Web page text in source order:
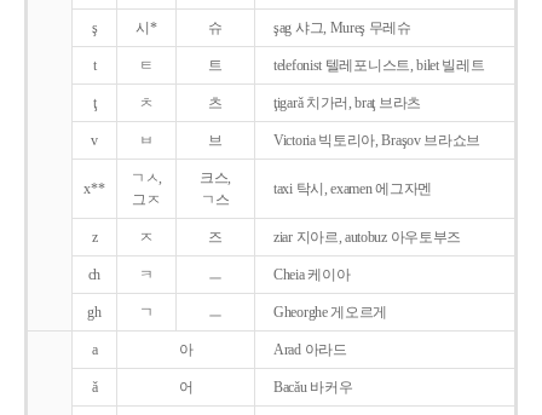
ş 시* 슈 şag 샤그, Mureş 무레슈
t ㅌ 트 telefonist 텔레포니스트, bilet 빌레트
ţ ㅊ 츠 ţigarǎ 치가러, braţ 브라츠
v ㅂ 브 Victoria 빅토리아, Braşov 브라쇼브
x**
ㄱㅅ,
그ㅈ
크스,
ㄱ스
taxi 탁시, examen 에그자멘
z ㅈ 즈 ziar 지아르, autobuz 아우토부즈
ch ㅋ ㅡ Cheia 케이아
gh ㄱ ㅡ Gheorghe 게오르게
a 아 Arad 아라드
ǎ 어 Bacǎu 바커우